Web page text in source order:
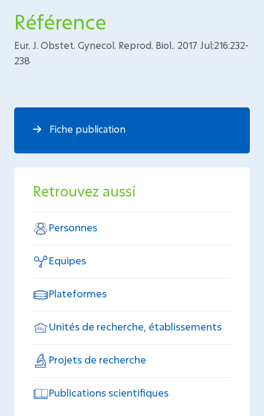
Référence
Eur. J. Obstet. Gynecol. Reprod. Biol.. 2017 Jul;216:232-
238
Fiche publication
Retrouvez aussi
Personnes
Equipes
Plateformes
Unités de recherche, établissements
Projets de recherche
Publications scientifiques